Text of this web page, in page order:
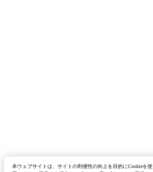
本ウェブサイトは、サイトの利便性の向上を目的にCookieを使